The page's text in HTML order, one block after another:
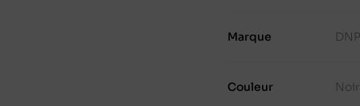
Marque DNP
Couleur Noir